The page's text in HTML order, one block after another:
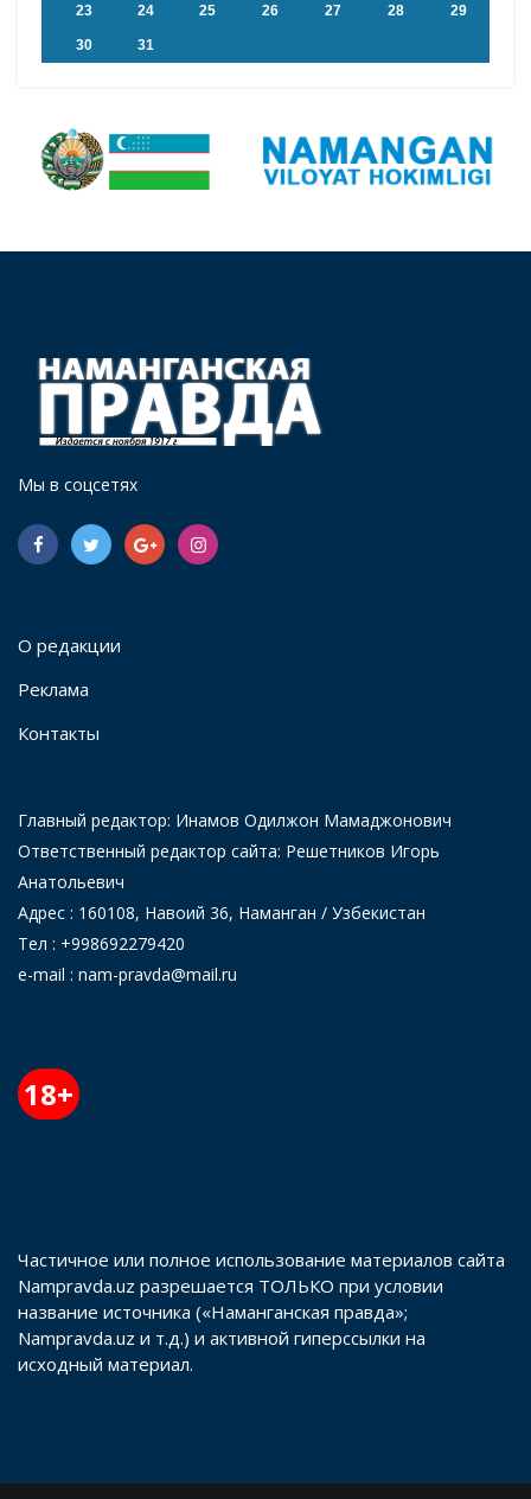
23 24 25 26 27 28 29
30 31
Мы в соцсетях
О редакции
Реклама
Контакты
Главный редактор: Инамов Одилжон Мамаджонович
Ответственный редактор сайта: Решетников Игорь
Анатольевич
Адрес : 160108, Навоий 36, Наманган / Узбекистан
Тел : +998692279420
e-mail : nam-pravda@mail.ru
18+
Частичное или полное использование материалов сайта
Nampravda.uz разрешается ТОЛЬКО при условии
название источника («Наманганская правда»;
Nampravda.uz и т.д.) и активной гиперссылки на
исходный материал.